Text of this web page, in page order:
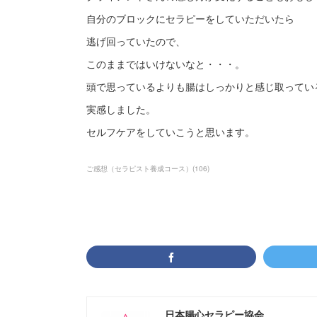
自分のブロックにセラピーをしていただいたら
逃げ回っていたので、
このままではいけないなと・・・。
頭で思っているよりも腸はしっかりと感じ取って
実感しました。
セルフケアをしていこうと思います。
ご感想（セラピスト養成コース） (106)
日本腸心セラピー協会